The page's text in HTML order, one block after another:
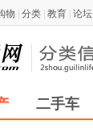
物 分类 教育 论坛
二手车